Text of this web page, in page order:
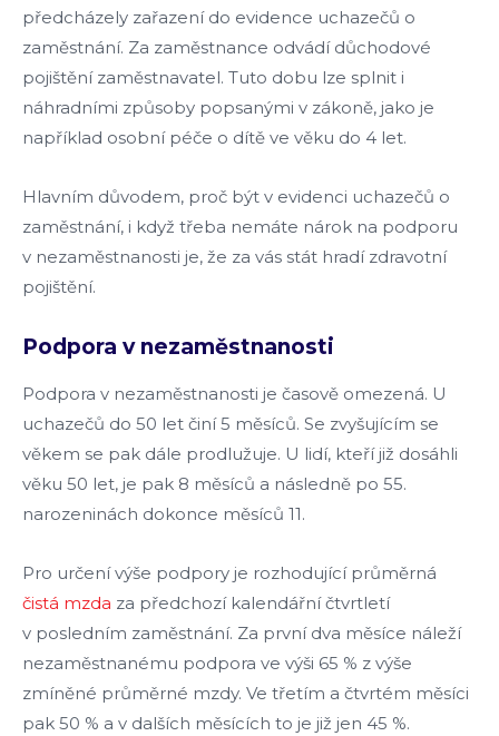
předcházely zařazení do evidence uchazečů o
zaměstnání. Za zaměstnance odvádí důchodové
pojištění zaměstnavatel. Tuto dobu lze splnit i
náhradními způsoby popsanými v zákoně, jako je
například osobní péče o dítě ve věku do 4 let.
Hlavním důvodem, proč být v evidenci uchazečů o
zaměstnání, i když třeba nemáte nárok na podporu
v nezaměstnanosti je, že za vás stát hradí zdravotní
pojištění.
Podpora v nezaměstnanosti
Podpora v nezaměstnanosti je časově omezená. U
uchazečů do 50 let činí 5 měsíců. Se zvyšujícím se
věkem se pak dále prodlužuje. U lidí, kteří již dosáhli
věku 50 let, je pak 8 měsíců a následně po 55.
narozeninách dokonce měsíců 11.
Pro určení výše podpory je rozhodující průměrná
čistá mzda za předchozí kalendářní čtvrtletí
v posledním zaměstnání. Za první dva měsíce náleží
nezaměstnanému podpora ve výši 65 % z výše
zmíněné průměrné mzdy. Ve třetím a čtvrtém měsíci
pak 50 % a v dalších měsících to je již jen 45 %.